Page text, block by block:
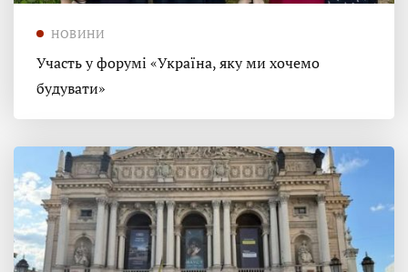
НОВИНИ
Участь у форумі «Україна, яку ми хочемо
будувати»